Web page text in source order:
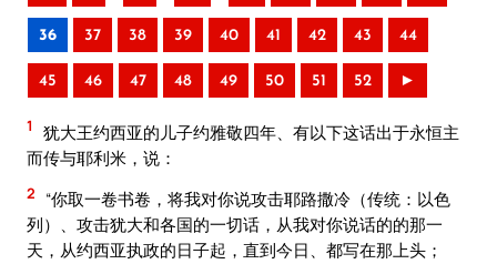
36 37 38 39 40 41 42 43 44
45 46 47 48 49 50 51 52 ►
1
犹大王约西亚的儿子约雅敬四年、有以下这话出于永恒主
而传与耶利米，说：
2
“你取一卷书卷，将我对你说攻击耶路撒冷（传统：以色
列）、攻击犹大和各国的一切话，从我对你说话的的那一
天，从约西亚执政的日子起，直到今日、都写在那上头；